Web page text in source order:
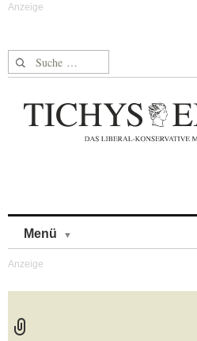
Suche nach:
Menü